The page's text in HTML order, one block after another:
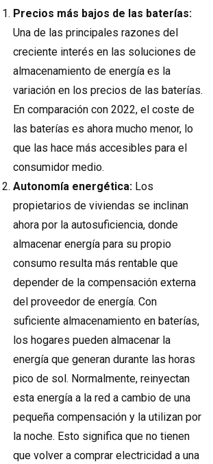
Precios más bajos de las baterías:
Una de las principales razones del
creciente interés en las soluciones de
almacenamiento de energía es la
variación en los precios de las baterías.
En comparación con 2022, el coste de
las baterías es ahora mucho menor, lo
que las hace más accesibles para el
consumidor medio.
Autonomía energética: Los
propietarios de viviendas se inclinan
ahora por la autosuficiencia, donde
almacenar energía para su propio
consumo resulta más rentable que
depender de la compensación externa
del proveedor de energía. Con
suficiente almacenamiento en baterías,
los hogares pueden almacenar la
energía que generan durante las horas
pico de sol. Normalmente, reinyectan
esta energía a la red a cambio de una
pequeña compensación y la utilizan por
la noche. Esto significa que no tienen
que volver a comprar electricidad a una